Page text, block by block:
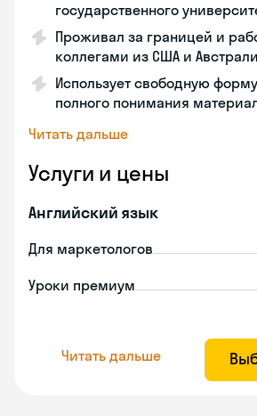
государственного
Проживал за границей и
коллегами из США и
Использует свободную
полного понимания
Читать дальше
Услуги и цены
Английский язык
Для маркетологов
Уроки премиум
Читать дальше